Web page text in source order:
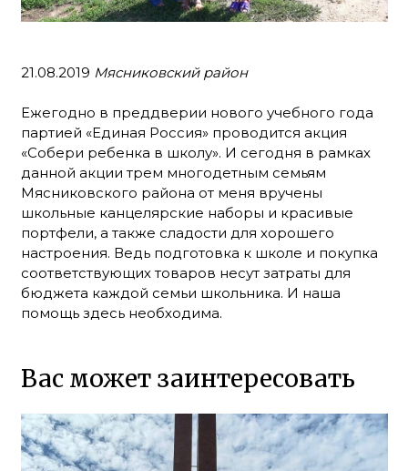
21.08.2019 Мясниковский район
Ежегодно в преддверии нового учебного года
партией «Единая Россия» проводится акция
«Собери ребенка в школу». И сегодня в рамках
данной акции трем многодетным семьям
Мясниковского района от меня вручены
школьные канцелярские наборы и красивые
портфели, а также сладости для хорошего
настроения. Ведь подготовка к школе и покупка
соответствующих товаров несут затраты для
бюджета каждой семьи школьника. И наша
помощь здесь необходима.
Вас может заинтересовать